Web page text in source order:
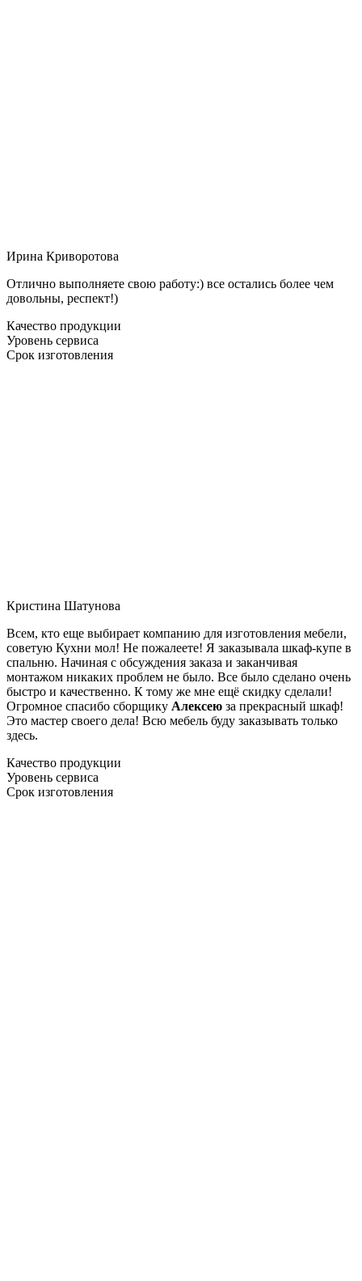
Ирина Криворотова
Отлично выполняете свою работу:) все остались более чем
довольны, респект!)
Качество продукции
Уровень сервиса
Срок изготовления
Кристина Шатунова
Всем, кто еще выбирает компанию для изготовления мебели,
советую Кухни мол! Не пожалеете! Я заказывала шкаф-купе в
спальню. Начиная с обсуждения заказа и заканчивая
монтажом никаких проблем не было. Все было сделано очень
быстро и качественно. К тому же мне ещё скидку сделали!
Огромное спасибо сборщику Алексею за прекрасный шкаф!
Это мастер своего дела! Всю мебель буду заказывать только
здесь.
Качество продукции
Уровень сервиса
Срок изготовления